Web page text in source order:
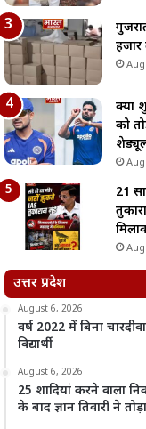
हजार
क्या
को
21
उत्तर प्रदेश
August 6, 2026
वर्ष 2022 में बिना
विद्यार्थी
August 6, 2026
25 शादियां करने वाला
के बाद ज्ञान तिवारी ने